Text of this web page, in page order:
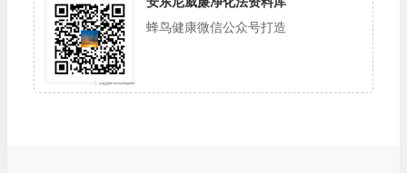
蜂鸟健康微信公众号打造